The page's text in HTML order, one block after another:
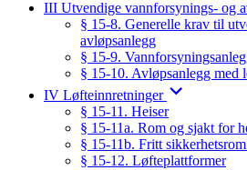
III Utvendige vannforsynings- og
§ 15-8. Generelle krav til
avløpsanlegg
§ 15-9.
§ 15-10. Avløpsanlegg med
IV Løfteinnretninger
§ 15-11. Heiser
§ 15-11a. Rom og sjakt for
§ 15-11b. Fritt
§ 15-12. Løfteplattformer